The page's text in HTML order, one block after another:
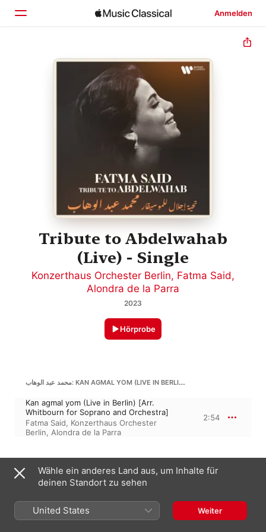
Anmelden
Startseite
Entdecken
Tribute to Abdelwahab
(Live) - Single
Konzerthaus Orchester Berlin, Fatma Said,
Alondra de la Parra
2023
Hörprobe
محمد عبد الوهاب: KAN AGMAL YOM (LIVE IN BERLIN) [ARR. WHITBOURN FOR SOPRANO AND ORCHESTRA]
Kan agmal yom (Live in Berlin) [Arr.
Whitbourn for Soprano and Orchestra]
Fatma Said, Konzerthaus Orchester
Berlin, Alondra de la Parra
2:54
محمد عبد الوهاب: LA MOSH ANA-L-ABKI (LIVE IN BERLIN) [ARR. WHITBOURN FOR SOPRANO AND ORCHESTRA]
La mosh ana-l-abki (Live in Berlin) [Arr.
Konzerthaus Orchester Berlin,Fatma
Said,Alondra de la Parra
Wähle ein anderes Land aus, um Inhalte für
deinen Standort zu sehen
United States Weiter